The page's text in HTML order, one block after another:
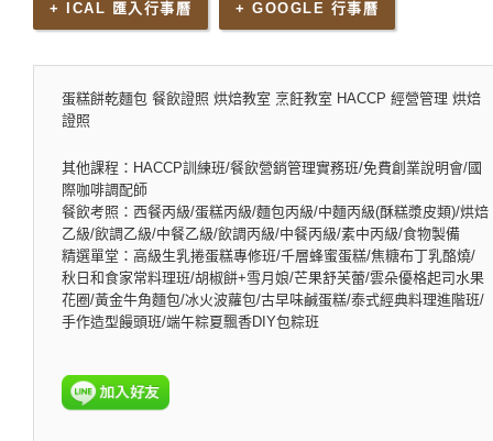
+ ICAL 匯入行事曆 + GOOGLE 行事曆
蛋糕餅乾麵包 餐飲證照 烘焙教室 烹飪教室 HACCP 經營管理 烘焙
證照
其他課程：HACCP訓練班/餐飲營銷管理實務班/免費創業說明會/國
際咖啡調配師
餐飲考照：西餐丙級/蛋糕丙級/麵包丙級/中麵丙級(酥糕漿皮類)/烘焙
乙級/飲調乙級/中餐乙級/飲調丙級/中餐丙級/素中丙級/食物製備
精選單堂：高級生乳捲蛋糕專修班/千層蜂蜜蛋糕/焦糖布丁乳酪燒/
秋日和食家常料理班/胡椒餅+雪月娘/芒果舒芙蕾/雲朵優格起司水果
花圈/黃金牛角麵包/冰火波蘿包/古早味鹹蛋糕/泰式經典料理進階班/
手作造型饅頭班/端午粽夏飄香DIY包粽班